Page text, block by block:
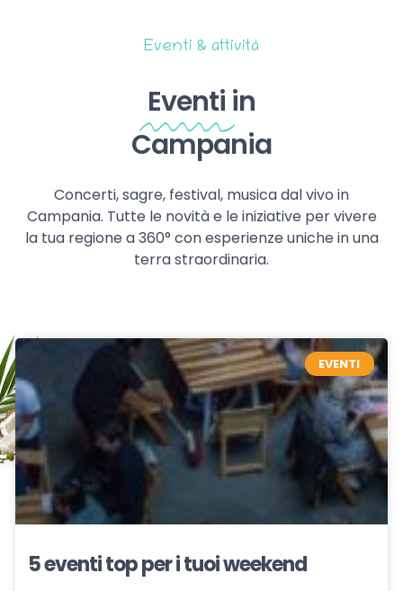
Eventi & attività
Eventi in
Campania
Concerti, sagre, festival, musica dal vivo in
Campania. Tutte le novità e le iniziative per vivere
la tua regione a 360° con esperienze uniche in una
terra straordinaria.
EVENTI
5 eventi top per i tuoi weekend